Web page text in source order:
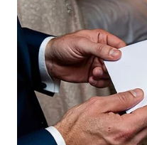
WN
KARAWANG
WN
BEKASI
WN
BOGOR